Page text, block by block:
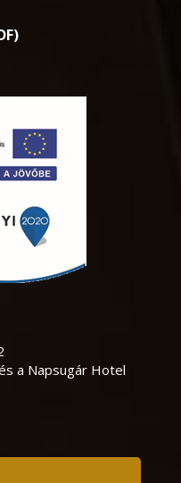
a Napsugár Hotel